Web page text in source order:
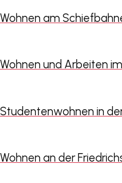
Wohnen am
Wohnen und Arbeiten
Studentenwohnen in
Wohnen an der